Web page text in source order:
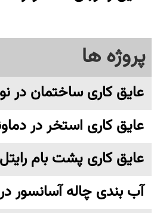
پروژه ها
عایق کاری ساختمان در
عایق کاری استخر در
عایق کاری پشت بام رایتل
آب بندی چاله آسانسور